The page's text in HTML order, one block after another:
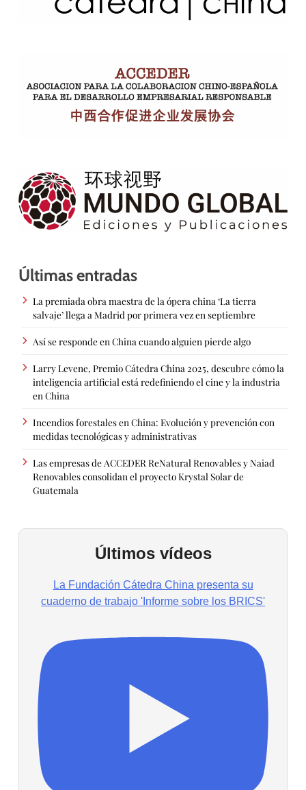
Últimas entradas
La premiada obra maestra de la ópera china ‘La tierra
salvaje’ llega a Madrid por primera vez en septiembre
Así se responde en China cuando alguien pierde algo
Larry Levene, Premio Cátedra China 2025, descubre cómo la
inteligencia artificial está redefiniendo el cine y la industria
en China
Incendios forestales en China: Evolución y prevención con
medidas tecnológicas y administrativas
Las empresas de ACCEDER ReNatural Renovables y Naiad
Renovables consolidan el proyecto Krystal Solar de
Guatemala
Últimos vídeos
La Fundación Cátedra China presenta su
cuaderno de trabajo 'Informe sobre los BRICS'